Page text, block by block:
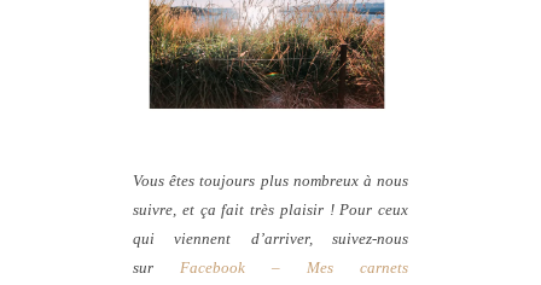
Vous êtes toujours plus nombreux à nous
suivre, et ça fait très plaisir ! Pour ceux
qui viennent d’arriver, suivez-nous
sur Facebook – Mes carnets